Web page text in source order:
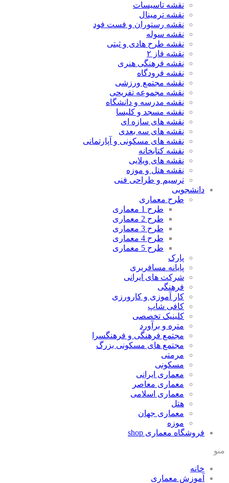
نقشه تاسیسات
نقشه ترمینال
نقشه رستوران و فست فود
نقشه سوله
نقشه طرح هادی و ثبتی
نقشه فاز ۲
نقشه فرهنگی هنری
نقشه فرودگاه
نقشه مجتمع ورزشی
نقشه مجموعه تفریحی
نقشه مدرسه و دانشگاه
نقشه مسجد و کلیسا
نقشه های سازه ای
نقشه های سه بعدی
نقشه های مسکونی و آپارتمانی
نقشه کتابخانه
نقشه های ویلایی
نقشه هتل و موزه
ترسیم و طراحی فنی
دانشجویی
طرح معماری
طرح 1 معماری
طرح 2 معماری
طرح 3 معماری
طرح 4 معماری
طرح 5 معماری
پارک
پایانه مسافربری
شرکت های ایرانی
فرهنگی
کار آموزی و کارورزی
کافی شاپ
کلینیک تخصصی
متره و برآورد
مجتمع فرهنگی و فرهنگسرا
مجتمع های مسکونی بزرگ
مرمتی
مسکونی
معماری ایرانی
معماری معاصر
معماری اسلامی
هتل
معماری جهان
موزه
فروشگاه معماری shop
منو
خانه
آموزش معماری